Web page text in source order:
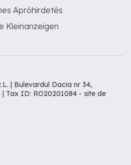
Apróhirdetés
Kleinanzeigen
| Bulevardul Dacia nr 34,
Tax ID: RO20201084 - site de